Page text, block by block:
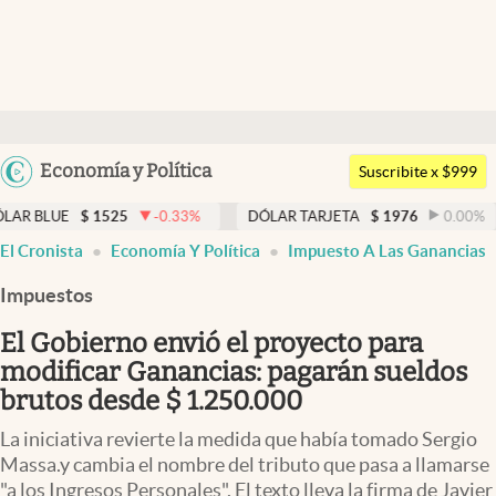
Argentina
Uruguay
Economía y Política
Members
Economía y Política
Finanzas y Mercados
Mercados Online
Negocios
Columnistas
Apertura
Suscribite x $999
1525 -0.33% DÓLAR TARJETA $ 1976 0.00% DÓLAR
El Cronista Economía Y Política Impuesto A Las Ganancias
Impuestos
El Gobierno envió el proyecto para
modificar Ganancias: pagarán sueldos
brutos desde $ 1.250.000
La iniciativa revierte la medida que había tomado Sergio
Massa.y cambia el nombre del tributo que pasa a llamarse
"a los Ingresos Personales". El texto lleva la firma de Javier